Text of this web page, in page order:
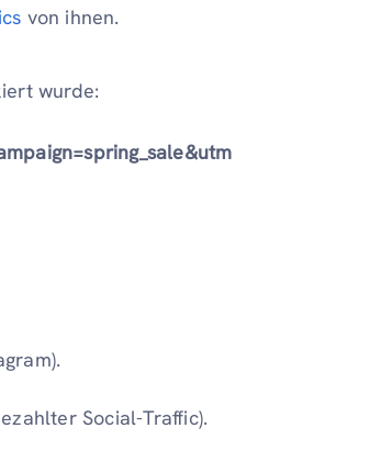
von ihnen.
wurde:
Social-Traffic).